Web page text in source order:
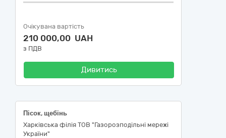
Очікувана вартість
210 000,00 UAH
з ПДВ
Дивитись
Пісок, щебінь
Харківська філія ТОВ "Газорозподільні мережі
України"